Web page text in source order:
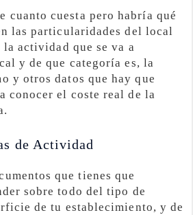
cuanto cuesta pero habría qué
las particularidades del local
actividad que se va a
y de que categoría es, la
y otros datos que hay que
conocer el coste real de la
de Actividad
que tienes que
sobre todo del tipo de
de tu establecimiento, y de